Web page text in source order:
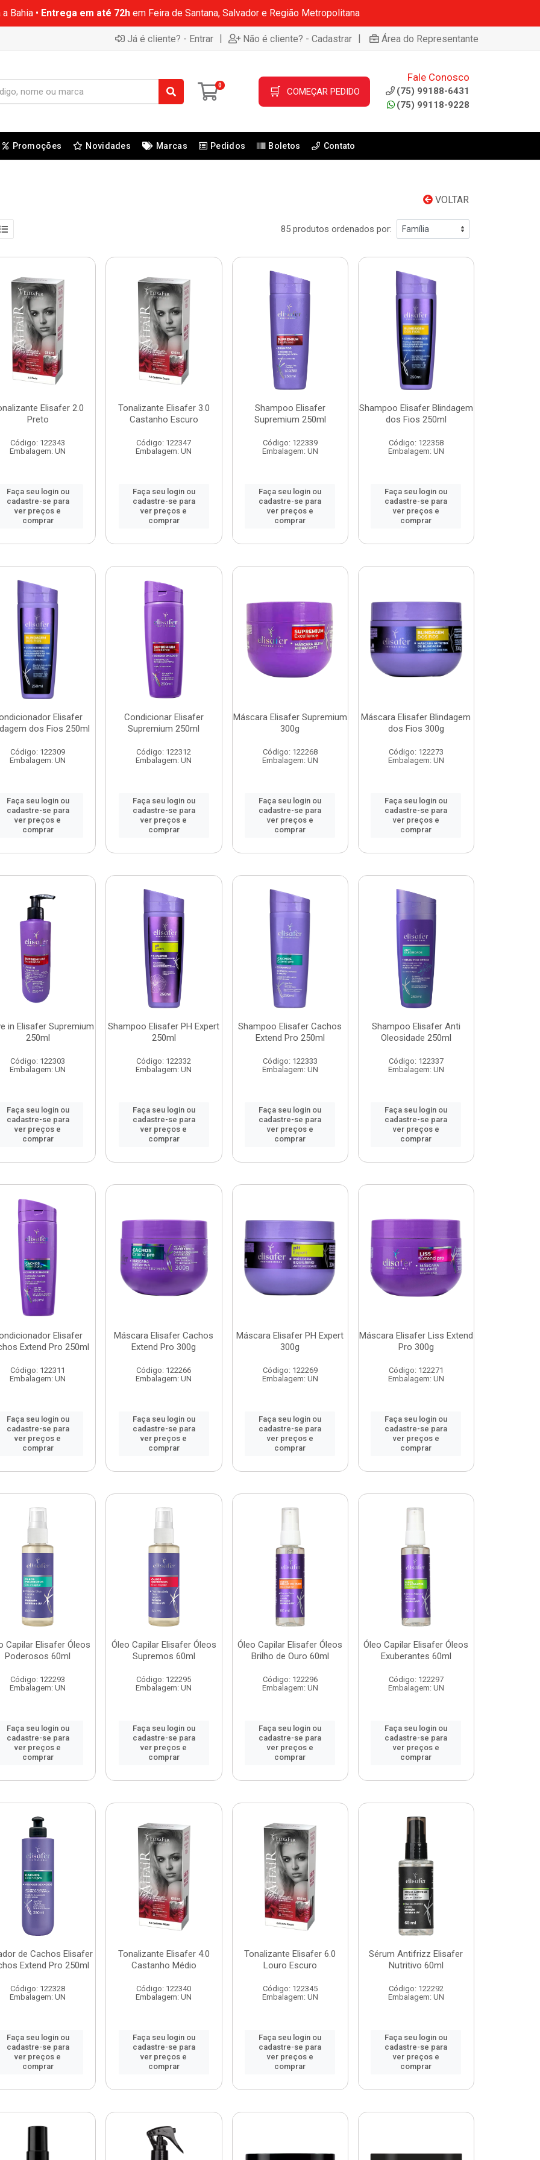
Bahia • Entrega em até 72hem Feira de Santana, Salvador e Região Metropolitana
Já é cliente? - Entrar | Não é cliente? - Cadastrar | Área do Representante
0 🛒 COMEÇAR PEDIDO
Fale Conosco
(75) 99188-6431
(75) 99118-9228
Promoções Novidades Marcas Pedidos Boletos Contato
VOLTAR
85 produtos ordenados por:
Elisafer 2.0
Preto
Código: 122343
Embalagem: UN
Faça seu login ou
cadastre-se para
ver preços e
comprar
Tonalizante Elisafer 3.0
Castanho Escuro
Código: 122347
Embalagem: UN
Faça seu login ou
cadastre-se para
ver preços e
comprar
Shampoo Elisafer
Supremium 250ml
Código: 122339
Embalagem: UN
Faça seu login ou
cadastre-se para
ver preços e
comprar
Shampoo Elisafer Blindagem
dos Fios 250ml
Código: 122358
Embalagem: UN
Faça seu login ou
cadastre-se para
ver preços e
comprar
Elisafer
dos Fios 250ml
Código: 122309
Embalagem: UN
Faça seu login ou
cadastre-se para
ver preços e
comprar
Condicionar Elisafer
Supremium 250ml
Código: 122312
Embalagem: UN
Faça seu login ou
cadastre-se para
ver preços e
comprar
Máscara Elisafer Supremium
300g
Código: 122268
Embalagem: UN
Faça seu login ou
cadastre-se para
ver preços e
comprar
Máscara Elisafer Blindagem
dos Fios 300g
Código: 122273
Embalagem: UN
Faça seu login ou
cadastre-se para
ver preços e
comprar
in Elisafer Supremium
250ml
Código: 122303
Embalagem: UN
Faça seu login ou
cadastre-se para
ver preços e
comprar
Shampoo Elisafer PH Expert
250ml
Código: 122332
Embalagem: UN
Faça seu login ou
cadastre-se para
ver preços e
comprar
Shampoo Elisafer Cachos
Extend Pro 250ml
Código: 122333
Embalagem: UN
Faça seu login ou
cadastre-se para
ver preços e
comprar
Shampoo Elisafer Anti
Oleosidade 250ml
Código: 122337
Embalagem: UN
Faça seu login ou
cadastre-se para
ver preços e
comprar
Elisafer
Extend Pro 250ml
Código: 122311
Embalagem: UN
Faça seu login ou
cadastre-se para
ver preços e
comprar
Máscara Elisafer Cachos
Extend Pro 300g
Código: 122266
Embalagem: UN
Faça seu login ou
cadastre-se para
ver preços e
comprar
Máscara Elisafer PH Expert
300g
Código: 122269
Embalagem: UN
Faça seu login ou
cadastre-se para
ver preços e
comprar
Máscara Elisafer Liss Extend
Pro 300g
Código: 122271
Embalagem: UN
Faça seu login ou
cadastre-se para
ver preços e
comprar
Capilar Elisafer Óleos
Poderosos 60ml
Código: 122293
Embalagem: UN
Faça seu login ou
cadastre-se para
ver preços e
comprar
Óleo Capilar Elisafer Óleos
Supremos 60ml
Código: 122295
Embalagem: UN
Faça seu login ou
cadastre-se para
ver preços e
comprar
Óleo Capilar Elisafer Óleos
Brilho de Ouro 60ml
Código: 122296
Embalagem: UN
Faça seu login ou
cadastre-se para
ver preços e
comprar
Óleo Capilar Elisafer Óleos
Exuberantes 60ml
Código: 122297
Embalagem: UN
Faça seu login ou
cadastre-se para
ver preços e
comprar
de Cachos Elisafer
Extend Pro 250ml
Código: 122328
Embalagem: UN
Faça seu login ou
cadastre-se para
ver preços e
comprar
Tonalizante Elisafer 4.0
Castanho Médio
Código: 122340
Embalagem: UN
Faça seu login ou
cadastre-se para
ver preços e
comprar
Tonalizante Elisafer 6.0
Louro Escuro
Código: 122345
Embalagem: UN
Faça seu login ou
cadastre-se para
ver preços e
comprar
Sérum Antifrizz Elisafer
Nutritivo 60ml
Código: 122292
Embalagem: UN
Faça seu login ou
cadastre-se para
ver preços e
comprar